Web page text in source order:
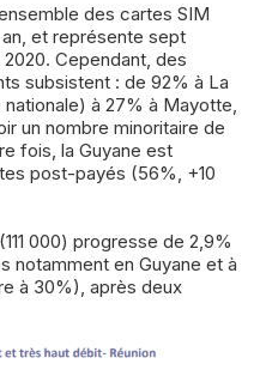
des cartes SIM
et représente sept
Cependant, des
subsistent : de 92% à La
à 27% à Mayotte,
un nombre minoritaire de
fois, la Guyane est
post-payés (56%, +10
000) progresse de 2,9%
notamment en Guyane et à
à 30%), après deux